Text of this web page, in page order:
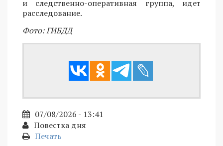
и следственно-оперативная группа, идет
расследование.
Фото: ГИБДД
07/08/2026 - 13:41
Повестка дня
Печать